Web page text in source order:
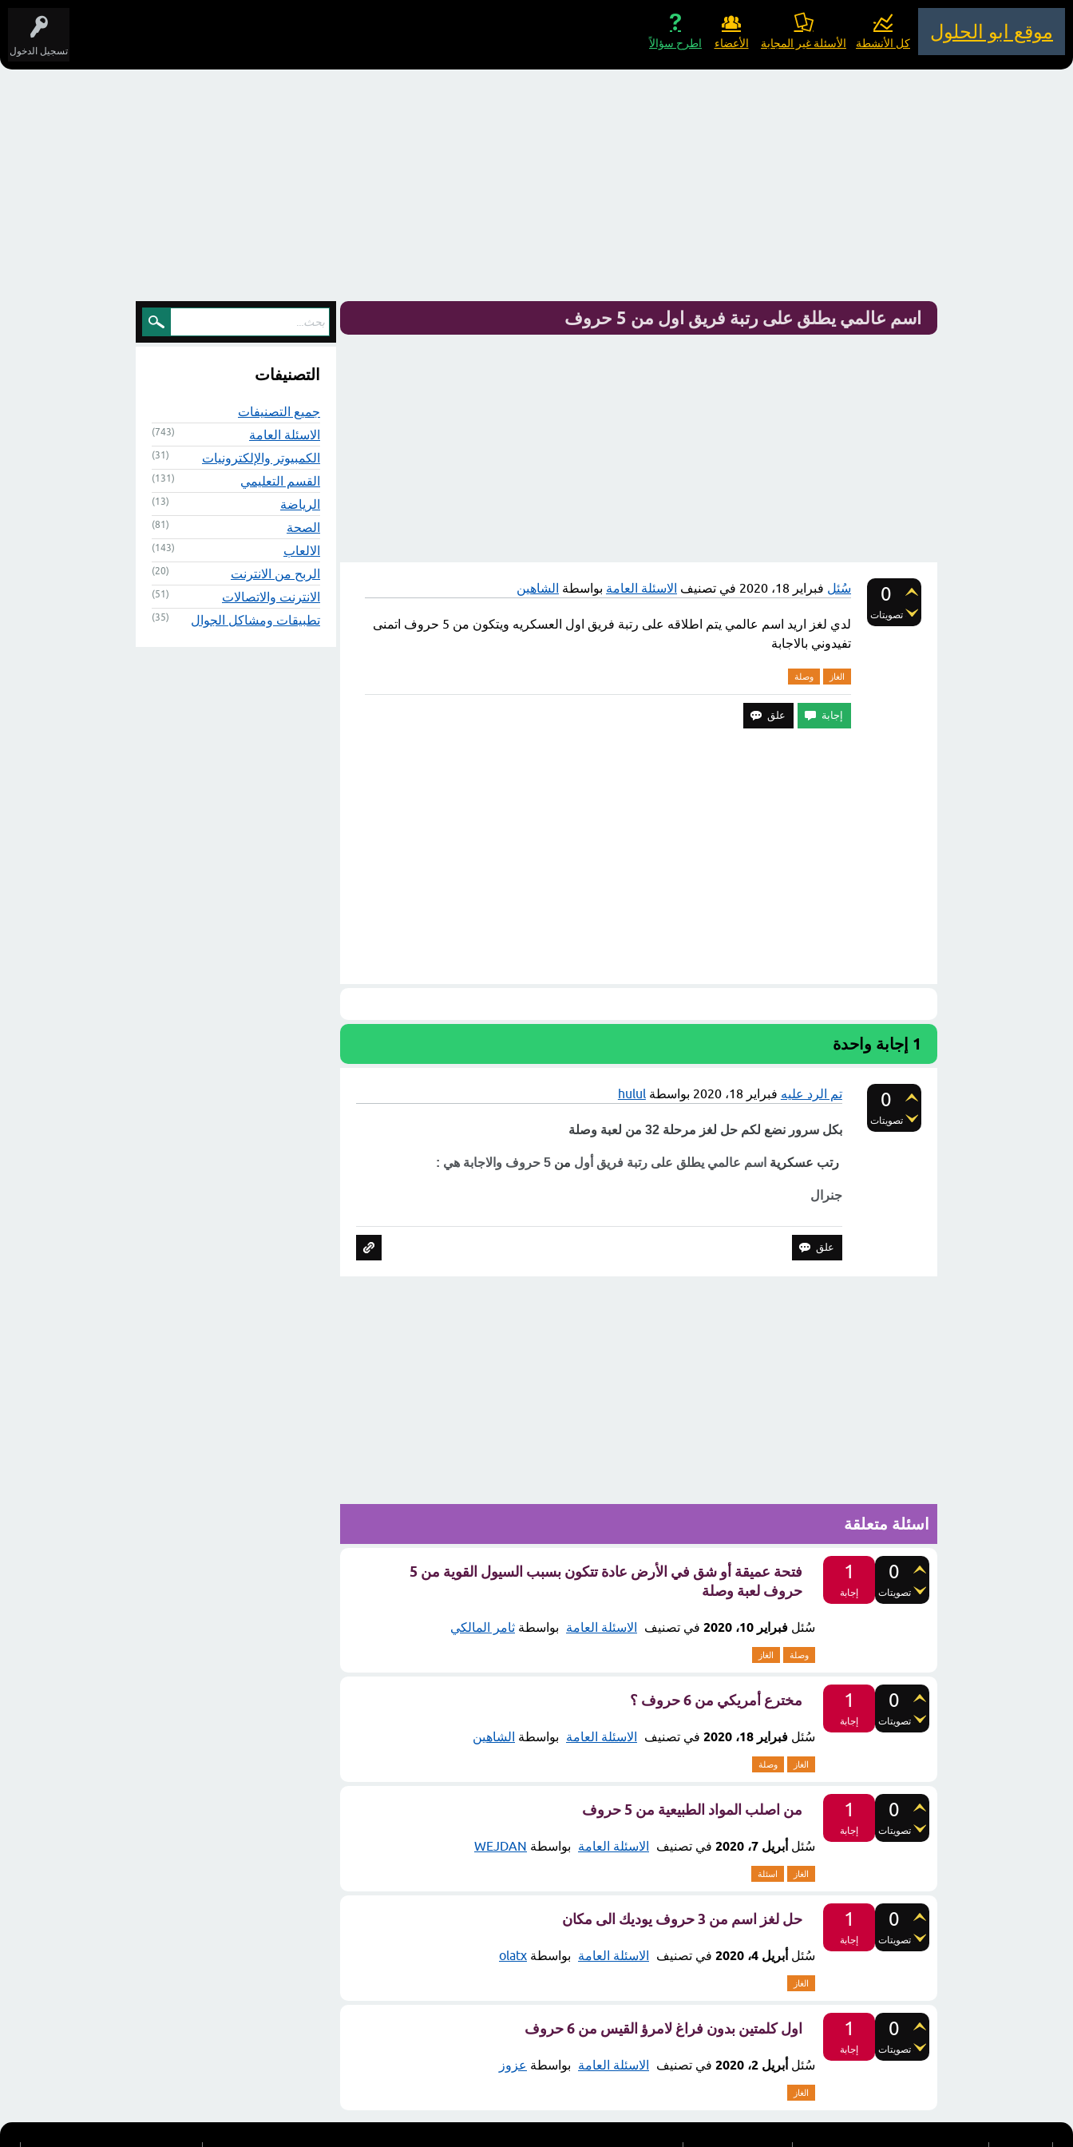
تسجيل الدخول
موقع ابو الحلول
كل الأنشطة الأسئلة غير المجابة الأعضاء اطرح سؤالاً
اسم عالمي يطلق على رتبة فريق اول من 5 حروف
0
تصويتات
سُئل فبراير 18، 2020 في تصنيف الاسئلة العامة بواسطة الشاهين
لدي لغز اريد اسم عالمي يتم اطلاقه على رتبة فريق اول العسكريه ويتكون من 5 حروف اتمنى
تفيدوني بالاجابة
الغاز وصلة
1 إجابة واحدة
0
تصويتات
تم الرد عليه فبراير 18، 2020 بواسطةhulul
بكل سرور نضع لكم حل لغز مرحلة 32 من لعبة وصلة
رتب عسكرية اسم عالمي يطلق على رتبة فريق أول من5 حروف والاجابة هي :
جنرال
اسئلة متعلقة
0
تصويتات
1
إجابة
فتحة عميقة أو شق في الأرض عادة تتكون بسبب السيول القوية من 5
حروف لعبة وصلة
سُئل فبراير 10، 2020 في تصنيف الاسئلة العامة بواسطة ثامر المالكي
وصلة الغاز
0
تصويتات
1
إجابة
مخترع أمريكي من 6 حروف ؟
سُئل فبراير 18، 2020 في تصنيف الاسئلة العامة بواسطة الشاهين
الغاز وصلة
0
تصويتات
1
إجابة
من اصلب المواد الطبيعية من 5 حروف
سُئل أبريل 7، 2020 في تصنيف الاسئلة العامة بواسطة WEJDAN
الغاز اسئلة
0
تصويتات
1
إجابة
حل لغز اسم من 3 حروف يوديك الى مكان
سُئل أبريل 4، 2020 في تصنيف الاسئلة العامة بواسطة olatx
الغاز
0
تصويتات
1
إجابة
اول كلمتين بدون فراغ لامرؤ القيس من 6 حروف
سُئل أبريل 2، 2020 في تصنيف الاسئلة العامة بواسطة عزوز
الغاز
التصنيفات
جميع التصنيفات
الاسئلة العامة
(743)
الكمبيوتر والإلكترونيات (31)
القسم التعليمي (131)
الرياضة (13)
الصحة (81)
الالعاب (143)
الربح من الانترنت (20)
الانترنت والاتصالات (51)
تطبيقات ومشاكل الجوال (35)